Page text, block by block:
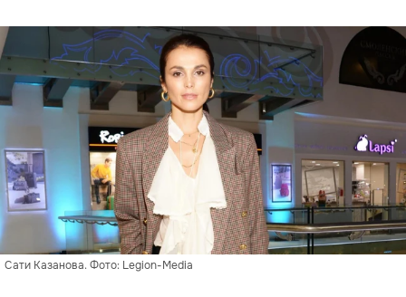
Сати Казанова. Фото: Legion-Media